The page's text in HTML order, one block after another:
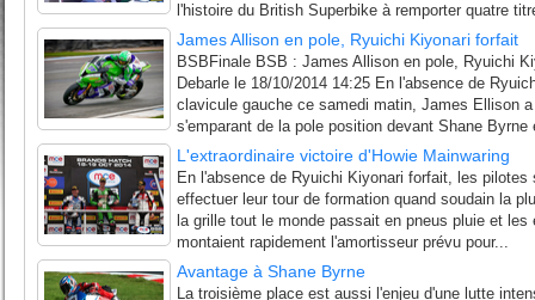
l'histoire du British Superbike à remporter quatre
James Allison en pole, Ryuichi Kiyonari forfait
BSBFinale BSB : James Allison en pole, Ryuichi
Debarle le 18/10/2014 14:25 En l'absence de
clavicule gauche ce samedi matin, James Ellison
s'emparant de la pole position devant Shane Byrne
L'extraordinaire victoire d'Howie Mainwaring
En l'absence de Ryuichi Kiyonari forfait, les
effectuer leur tour de formation quand soudain la
la grille tout le monde passait en pneus pluie et
montaient rapidement l'amortisseur prévu pour...
Avantage à Shane Byrne
La troisième place est aussi l'enjeu d'une lutte